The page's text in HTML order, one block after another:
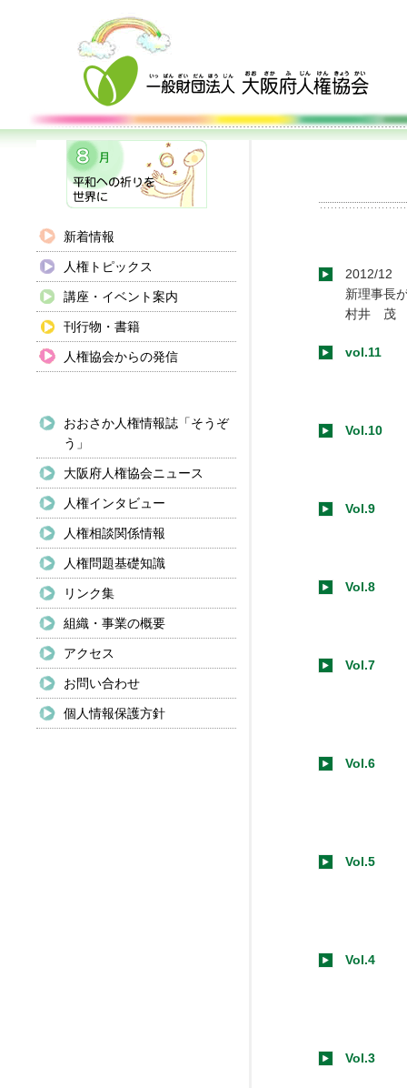
新着情報
人権トピックス
講座・イベント案内
刊行物・書籍
人権協会からの発信
おおさか人権情報誌「そうぞ
う」
大阪府人権協会ニュース
人権インタビュー
人権相談関係情報
人権問題基礎知識
リンク集
組織・事業の概要
アクセス
お問い合わせ
個人情報保護方針
2012/12
新理事長
村井 茂
vol.11
Vol.10
Vol.9
Vol.8
Vol.7
Vol.6
Vol.5
Vol.4
Vol.3